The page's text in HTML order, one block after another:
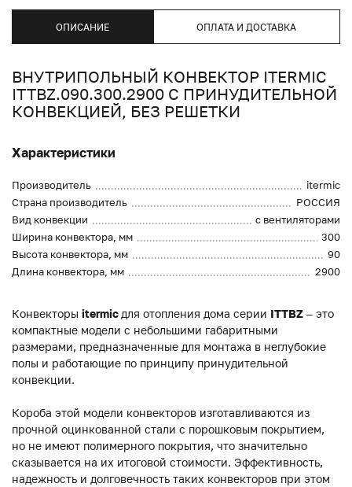
ОПИСАНИЕ ОПЛАТА И ДОСТАВКА
ВНУТРИПОЛЬНЫЙ КОНВЕКТОР ITERMIC
ITTBZ.090.300.2900 С ПРИНУДИТЕЛЬНОЙ
КОНВЕКЦИЕЙ, БЕЗ РЕШЕТКИ
Характеристики
Производитель
itermic
Страна производитель
РОССИЯ
Вид конвекции
с вентиляторами
Ширина конвектора, мм
300
Высота конвектора, мм
90
Длина конвектора, мм
2900
Конвекторы itermic для отопления дома серии ITTBZ – это
компактные модели с небольшими габаритными
размерами, предназначенные для монтажа в неглубокие
полы и работающие по принципу принудительной
конвекции.
Короба этой модели конвекторов изготавливаются из
прочной оцинкованной стали с порошковым покрытием,
но не имеют полимерного покрытия, что значительно
сказывается на их итоговой стоимости. Эффективность,
надежность и долговечность таких конвекторов при этом